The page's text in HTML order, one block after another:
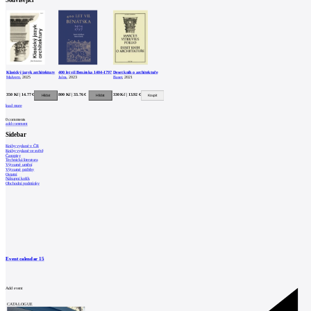
Klasický jazyk architektury
Malvern, 2025
350 Kč | 14.77 €
400 let vil Benátska 1404–1797
Jalna , 2023
800 Kč | 33.76 €
Deset knih o architektuře
Baset, 2021
330 Kč | 13.92 €
load more
0comments
add comment
Sidebar
Knihy vydané v ČR
Knihy vydané ve světě
Časopisy
Technická literatura
Výtvarné umění
Výtvarné potřeby
Ostatní
Nákupní košík
Obchodní podmínky
Event calendar15
Add event
CATALOGUE